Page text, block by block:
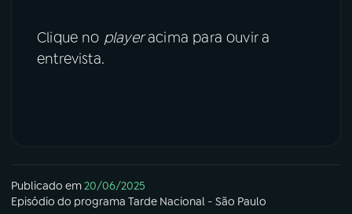
Clique no playeracima para ouvir a
entrevista.
Publicado em20/06/2025
Episódio do programa Tarde Nacional - São Paulo